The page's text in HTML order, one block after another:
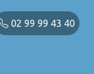
02 99 99 43 40